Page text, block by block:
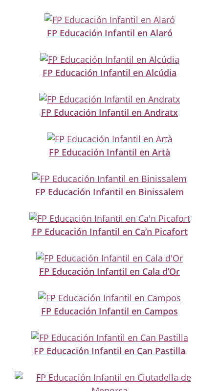
FP Educación Infantil en Alaró
FP Educación Infantil en Alcúdia
FP Educación Infantil en Andratx
FP Educación Infantil en Artà
FP Educación Infantil en Binissalem
FP Educación Infantil en Ca’n Picafort
FP Educación Infantil en Cala d’Or
FP Educación Infantil en Campos
FP Educación Infantil en Can Pastilla